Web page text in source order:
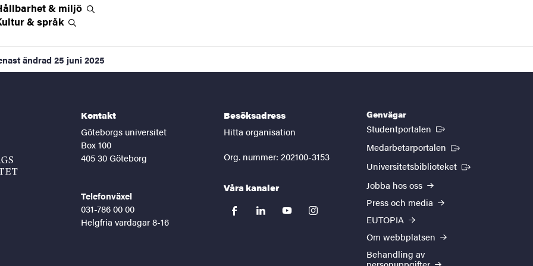
& miljö
&språk
ändrad 25 juni 2025
Kontakt
Göteborgs universitet
Box 100
405 30 Göteborg
Telefonväxel
031-786 00 00
Helgfria vardagar 8-16
Besöksadress
Hitta organisation
Org. nummer: 202100-3153
Våra kanaler
facebooklinkedinyoutubeinstagram
Genvägar
Studentportalen (Extern länk)
Medarbetarportalen (Extern länk)
Universitetsbiblioteket (Extern länk)
Jobba hos oss
Press och media
EUTOPIA
Om webbplatsen
Behandling av